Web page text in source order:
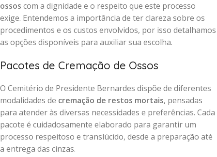
ossos com a dignidade e o respeito que este processo
exige. Entendemos a importância de ter clareza sobre os
procedimentos e os custos envolvidos, por isso detalhamos
as opções disponíveis para auxiliar sua escolha.
Pacotes de Cremação de Ossos
O Cemitério de Presidente Bernardes dispõe de diferentes
modalidades de cremação de restos mortais, pensadas
para atender às diversas necessidades e preferências. Cada
pacote é cuidadosamente elaborado para garantir um
processo respeitoso e translúcido, desde a preparação até
a entrega das cinzas.